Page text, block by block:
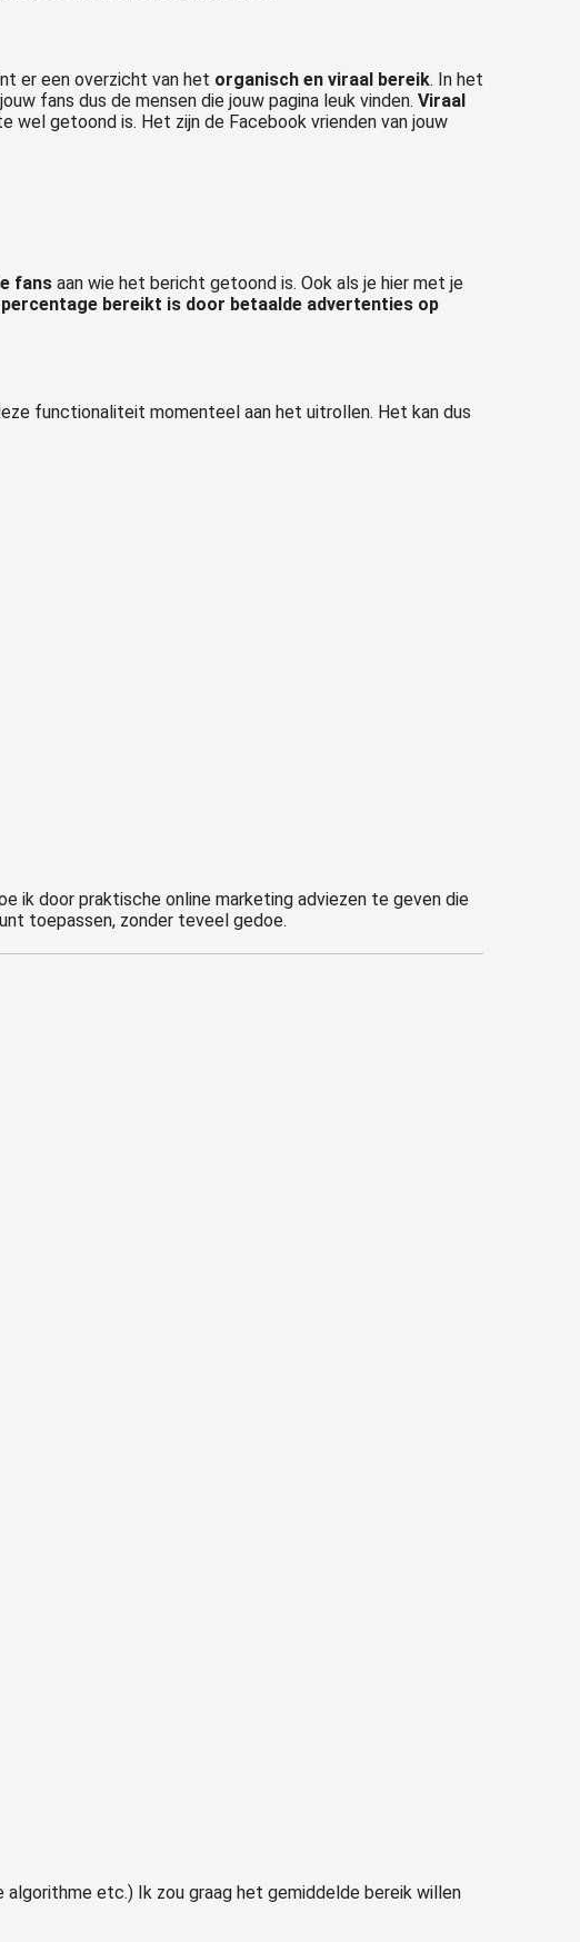
er een overzicht van het organisch en viraal bereik. In het
fans dus de mensen die jouw pagina leuk vinden. Viraal
wel getoond is. Het zijn de Facebook vrienden van jouw
fans aan wie het bericht getoond is. Ook als je hier met je
percentage bereikt is door betaalde advertenties op
functionaliteit momenteel aan het uitrollen. Het kan dus
ik door praktische online marketing adviezen te geven die
toepassen, zonder teveel gedoe.
etc.) Ik zou graag het gemiddelde bereik willen